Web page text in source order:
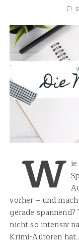
W
vorher – und
gerade
nicht so intensiv
Krimi-Autoren